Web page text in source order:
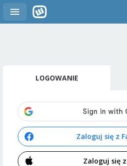
LOGOWANIE
Zaloguj się z
Zaloguj się